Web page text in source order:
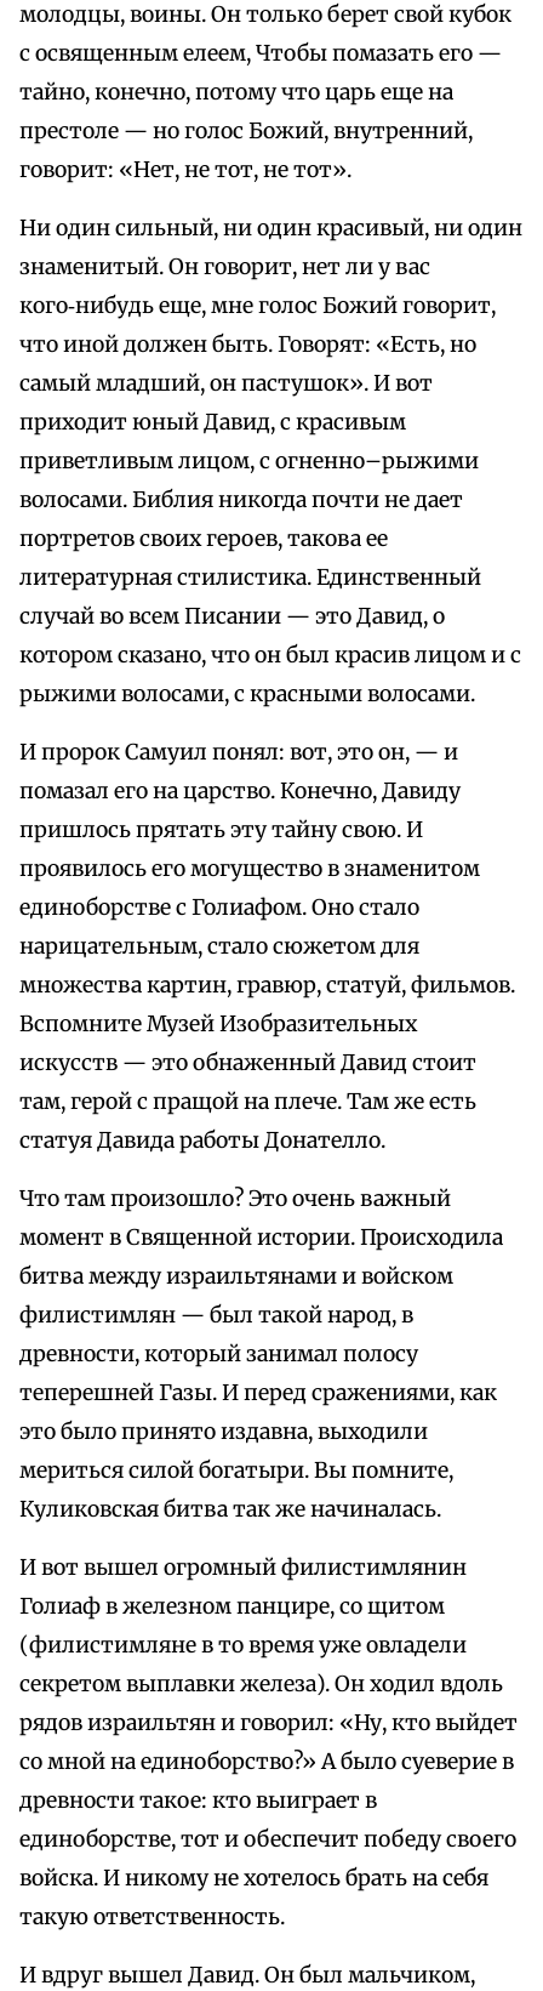
молодцы, воины. Он только берет свой кубок
с освященным елеем, Чтобы помазать его —
тайно, конечно, потому что царь еще на
престоле — но голос Божий, внутренний,
говорит: «Нет, не тот, не тот».
Ни один сильный, ни один красивый, ни один
знаменитый. Он говорит, нет ли у вас
кого‑нибудь еще, мне голос Божий говорит,
что иной должен быть. Говорят: «Есть, но
самый младший, он пастушок». И вот
приходит юный Давид, с красивым
приветливым лицом, с огненно–рыжими
волосами. Библия никогда почти не дает
портретов своих героев, такова ее
литературная стилистика. Единственный
случай во всем Писании — это Давид, о
котором сказано, что он был красив лицом и с
рыжими волосами, с красными волосами.
И пророк Самуил понял: вот, это он, — и
помазал его на царство. Конечно, Давиду
пришлось прятать эту тайну свою. И
проявилось его могущество в знаменитом
единоборстве с Голиафом. Оно стало
нарицательным, стало сюжетом для
множества картин, гравюр, статуй, фильмов.
Вспомните Музей Изобразительных
искусств — это обнаженный Давид стоит
там, герой с пращой на плече. Там же есть
статуя Давида работы Донателло.
Что там произошло? Это очень важный
момент в Священной истории. Происходила
битва между израильтянами и войском
филистимлян — был такой народ, в
древности, который занимал полосу
теперешней Газы. И перед сражениями, как
это было принято издавна, выходили
мериться силой богатыри. Вы помните,
Куликовская битва так же начиналась.
И вот вышел огромный филистимлянин
Голиаф в железном панцире, со щитом
(филистимляне в то время уже овладели
секретом выплавки железа). Он ходил вдоль
рядов израильтян и говорил: «Ну, кто выйдет
со мной на единоборство?» А было суеверие в
древности такое: кто выиграет в
единоборстве, тот и обеспечит победу своего
войска. И никому не хотелось брать на себя
такую ответственность.
И вдруг вышел Давид. Он был мальчиком,